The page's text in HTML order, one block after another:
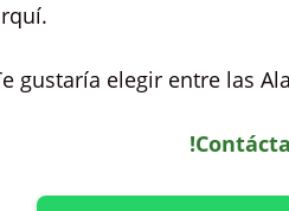
gustaría elegir entre las